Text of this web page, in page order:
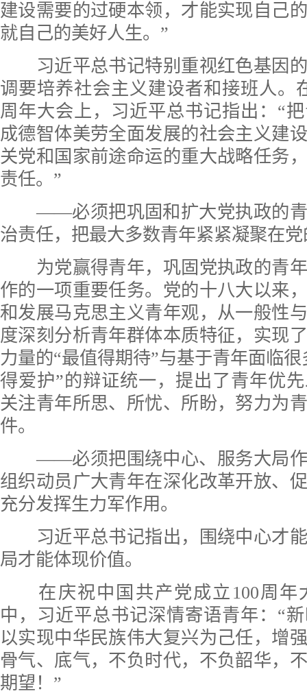
建设需要的过硬本领，才能实现自己
就自己的美好人生。”
习近平总书记特别重视红色基因的
调要培养社会主义建设者和接班人。
周年大会上，习近平总书记指出：“
成德智体美劳全面发展的社会主义建
关党和国家前途命运的重大战略任务
责任。”
——必须把巩固和扩大党执政的青
治责任，把最大多数青年紧紧凝聚在
为党赢得青年，巩固党执政的青年
作的一项重要任务。党的十八大以来
和发展马克思主义青年观，从一般性
度深刻分析青年群体本质特征，实现
力量的“最值得期待”与基于青年面临
得爱护”的辩证统一，提出了青年优
关注青年所思、所忧、所盼，努力为
件。
——必须把围绕中心、服务大局作
组织动员广大青年在深化改革开放、
充分发挥生力军作用。
习近平总书记指出，围绕中心才能
局才能体现价值。
在庆祝中国共产党成立100周年
中，习近平总书记深情寄语青年：“
以实现中华民族伟大复兴为己任，增
骨气、底气，不负时代，不负韶华，
期望！”